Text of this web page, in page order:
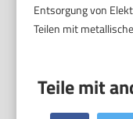
Entsorgung von
Teilen mit